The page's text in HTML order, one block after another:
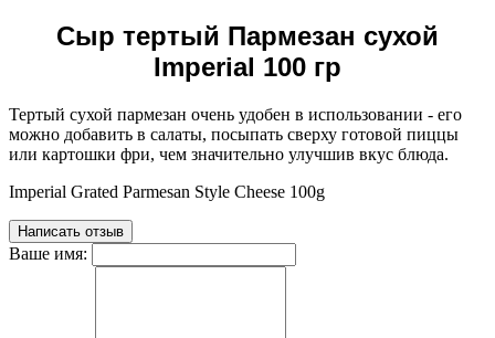
Сыр тертый Пармезан сухой
Imperial 100 гр
Тертый сухой пармезан очень удобен в использовании - его
можно добавить в салаты, посыпать сверху готовой пиццы
или картошки фри, чем значительно улучшив вкус блюда.
Imperial Grated Parmesan Style Cheese 100g
Написать отзыв
Ваше имя: